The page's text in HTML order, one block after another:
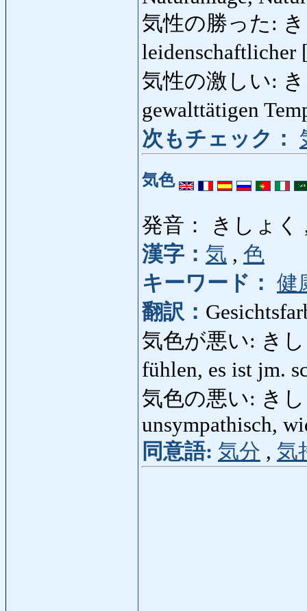
気性の勝った:
気性の激しい:
gewalttätigen
次もチェック：
気色
発音： きしょく
漢字： 気 , 色
キーワード： 健
翻訳：
気色が悪い: き
fühlen, es ist jm.
気色の悪い: きし
unsympathisch,
同意語: 気分 , 気